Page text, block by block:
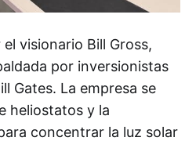
visionario Bill Gross,
por inversionistas
Gates. La empresa se
heliostatos y la
concentrar la luz solar